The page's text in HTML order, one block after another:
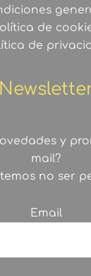
de
de
y
mail?
no ser
Email